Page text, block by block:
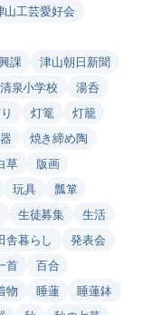
山工芸愛好会
課
津山朝日新聞
清泉小学校
湯呑
灯篭
灯籠
焼き締め陶
草
版画
玩具
瓢箪
生徒募集
生活
舎暮らし
発表会
首
百合
物 睡蓮
睡蓮鉢